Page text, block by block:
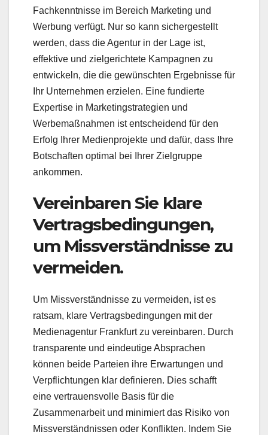
Fachkenntnisse im Bereich Marketing und
Werbung verfügt. Nur so kann sichergestellt
werden, dass die Agentur in der Lage ist,
effektive und zielgerichtete Kampagnen zu
entwickeln, die die gewünschten Ergebnisse für
Ihr Unternehmen erzielen. Eine fundierte
Expertise in Marketingstrategien und
Werbemaßnahmen ist entscheidend für den
Erfolg Ihrer Medienprojekte und dafür, dass Ihre
Botschaften optimal bei Ihrer Zielgruppe
ankommen.
Vereinbaren Sie klare
Vertragsbedingungen,
um Missverständnisse zu
vermeiden.
Um Missverständnisse zu vermeiden, ist es
ratsam, klare Vertragsbedingungen mit der
Medienagentur Frankfurt zu vereinbaren. Durch
transparente und eindeutige Absprachen
können beide Parteien ihre Erwartungen und
Verpflichtungen klar definieren. Dies schafft
eine vertrauensvolle Basis für die
Zusammenarbeit und minimiert das Risiko von
Missverständnissen oder Konflikten. Indem Sie